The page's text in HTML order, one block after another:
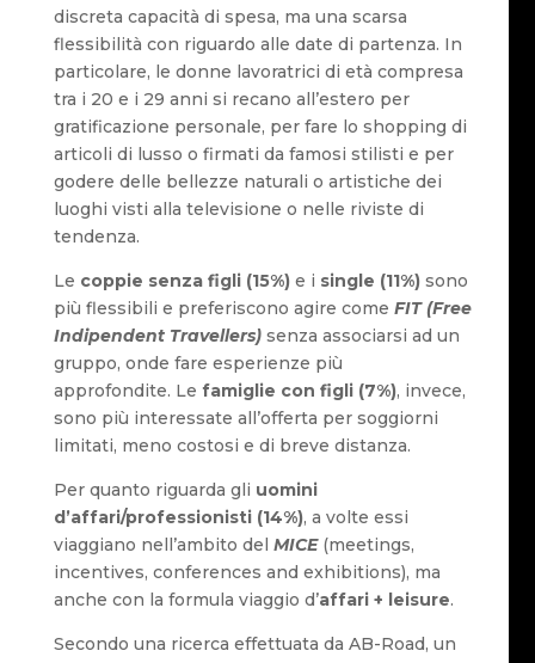
discreta capacità di spesa, ma una scarsa
flessibilità con riguardo alle date di partenza. In
particolare, le donne lavoratrici di età compresa
tra i 20 e i 29 anni si recano all’estero per
gratificazione personale, per fare lo shopping di
articoli di lusso o firmati da famosi stilisti e per
godere delle bellezze naturali o artistiche dei
luoghi visti alla televisione o nelle riviste di
tendenza.
Le coppie senza figli (15%)e i single (11%)sono
più flessibili e preferiscono agire come FIT (Free
Indipendent Travellers)senza associarsi ad un
gruppo, onde fare esperienze più
approfondite. Le famiglie con figli (7%), invece,
sono più interessate all’offerta per soggiorni
limitati, meno costosi e di breve distanza.
Per quanto riguarda gli uomini
d’affari/professionisti (14%), a volte essi
viaggiano nell’ambito del MICE(meetings,
incentives, conferences and exhibitions), ma
anche con la formula viaggio d’affari + leisure.
Secondo una ricerca effettuata da AB-Road, un